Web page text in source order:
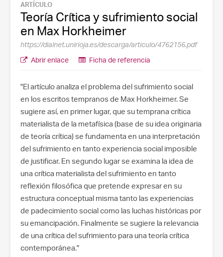
ARTÍCULO
Teoría Crítica y sufrimiento social
en Max Horkheimer
https://dialnet.unirioja.es/descarga/articulo/4762156.pdf
Abrir enlace
Ficha de referencia
"El artículo analiza el problema del sufrimiento social
en los escritos tempranos de Max Horkheimer. Se
sugiere así, en primer lugar, que su temprana crítica
materialista de la metafísica (base de su idea originaria
de teoría crítica) se fundamenta en una interpretación
del sufrimiento en tanto experiencia social imposible
de justificar. En segundo lugar se examina la idea de
una crítica materialista del sufrimiento en tanto
reflexión filosófica que pretende expresar en su
estructura conceptual misma tanto las experiencias
de padecimiento social como las luchas históricas por
su emancipación. Finalmente se sugiere la relevancia
de una crítica del sufrimiento para una teoría crítica
contemporánea."